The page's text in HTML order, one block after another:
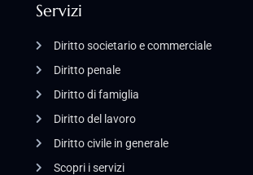
Servizi
Diritto societario e commerciale
Diritto penale
Diritto di famiglia
Diritto del lavoro
Diritto civile in generale
Scopri i servizi